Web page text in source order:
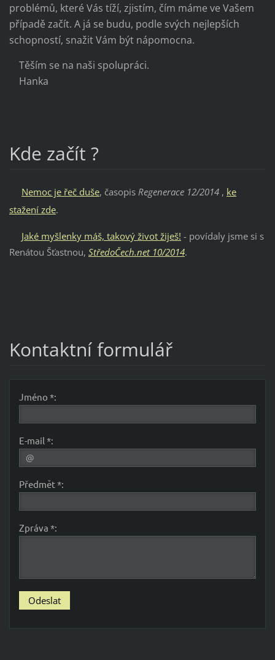
problémů, které Vás tíží, zjistím, čím máme ve Vašem
případě začít. A já se budu, podle svých nejlepších
schopností, snažit Vám být nápomocna.
Těším se na naši spolupráci.
Hanka
Kde začít ?
Nemoc je řeč duše, časopis Regenerace 12/2014, ke
stažení zde.
Jaké myšlenkymáš, takový život žiješ! - povídaly jsme si s
Renátou Šťastnou, StředoČech.net 10/2014.
Kontaktní formulář
Jméno *:
E-mail *:
Předmět *:
Zpráva *: